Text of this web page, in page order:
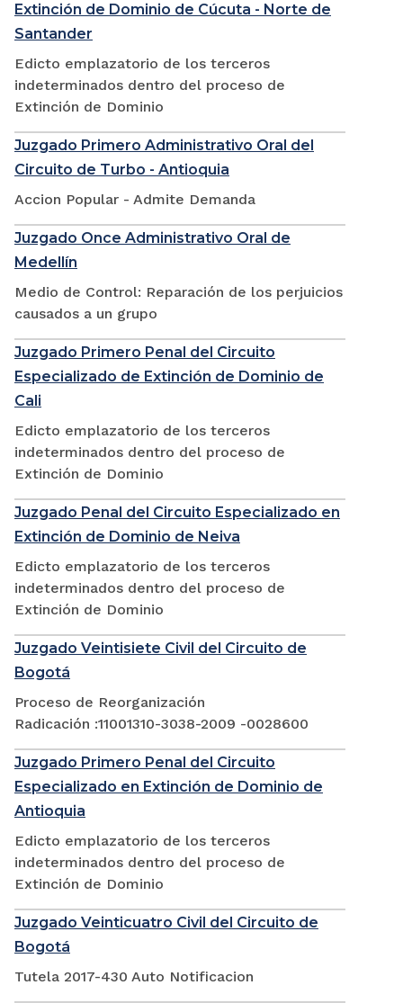
Extinción de Dominio de Cúcuta - Norte de
Santander
Edicto emplazatorio de los terceros
indeterminados dentro del proceso de
Extinción de Dominio
Juzgado Primero Administrativo Oral del
Circuito de Turbo - Antioquia
Accion Popular - Admite Demanda
Juzgado Once Administrativo Oral de
Medellín
Medio de Control: Reparación de los perjuicios
causados a un grupo
Juzgado Primero Penal del Circuito
Especializado de Extinción de Dominio de
Cali
Edicto emplazatorio de los terceros
indeterminados dentro del proceso de
Extinción de Dominio
Juzgado Penal del Circuito Especializado en
Extinción de Dominio de Neiva
Edicto emplazatorio de los terceros
indeterminados dentro del proceso de
Extinción de Dominio
Juzgado Veintisiete Civil del Circuito de
Bogotá
Proceso de Reorganización
Radicación :11001310-3038-2009 -0028600
Juzgado Primero Penal del Circuito
Especializado en Extinción de Dominio de
Antioquia
Edicto emplazatorio de los terceros
indeterminados dentro del proceso de
Extinción de Dominio
Juzgado Veinticuatro Civil del Circuito de
Bogotá
Tutela 2017-430 Auto Notificacion